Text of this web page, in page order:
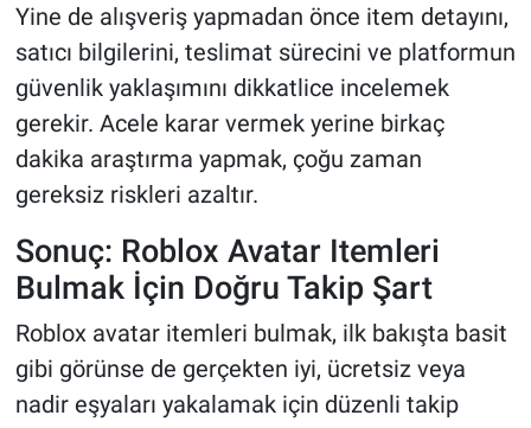
Yine de alışveriş yapmadan önce item detayını,
satıcı bilgilerini, teslimat sürecini ve platformun
güvenlik yaklaşımını dikkatlice incelemek
gerekir. Acele karar vermek yerine birkaç
dakika araştırma yapmak, çoğu zaman
gereksiz riskleri azaltır.
Sonuç: Roblox Avatar Itemleri
Bulmak İçin Doğru Takip Şart
Roblox avatar itemleri bulmak, ilk bakışta basit
gibi görünse de gerçekten iyi, ücretsiz veya
nadir eşyaları yakalamak için düzenli takip